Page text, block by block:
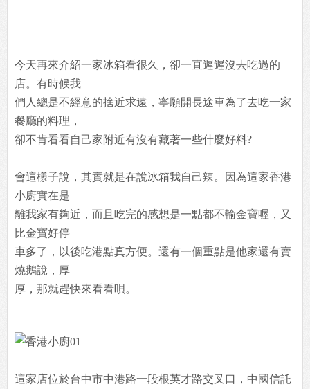
今天再來介紹一家冰箱看很久，卻一直遲遲沒去吃過的
店。有時候我
們人總是不經意的捨近求遠，寧願開長途車為了去吃一家
餐廳的料理，
卻不肯看看自己家附近有沒有藏著一些什麼好料?
會這樣子說，其實就是在說冰箱我自己辣。因為這家香港
小廚實在是
離我家有夠近，而且吃完的感想是一點都不輸金寶喔，又
比金寶好停
車多了，以後吃港點真方便。還有一個重點是他家還有賣
燒鵝說，厚
厚，那就趕快來看看唄。
這家店位於台中市中港路一段根英才路交叉口，中國信託